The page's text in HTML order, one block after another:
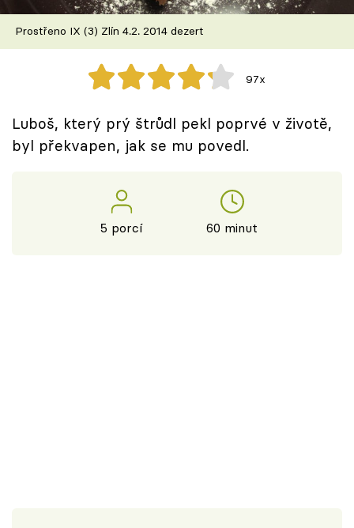
Škola vaření
Recepty z TV
Speciál: Cuketa
Těhotnej kuchař
Přihlášení
Prostřeno IX (3) Zlín 4.2. 2014 dezert
97x
Luboš, který prý štrůdl pekl poprvé v životě,
byl překvapen, jak se mu povedl.
5 porcí 60 minut